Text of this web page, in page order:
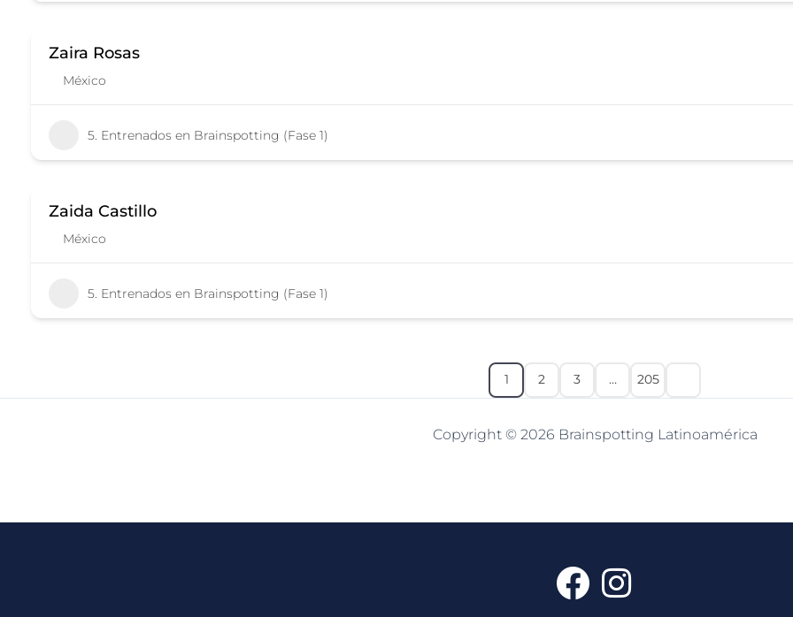
Zaira Rosas
México
5. Entrenados en Brainspotting (Fase 1)
Zaida Castillo
México
5. Entrenados en Brainspotting (Fase 1)
1 2 3 … 205
Copyright © 2026 Brainspotting Latinoamérica
F
I